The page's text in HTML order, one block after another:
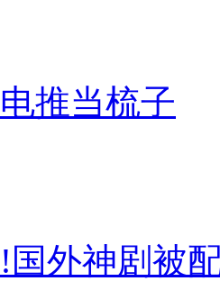
车逃窜推当梳子
外神剧被